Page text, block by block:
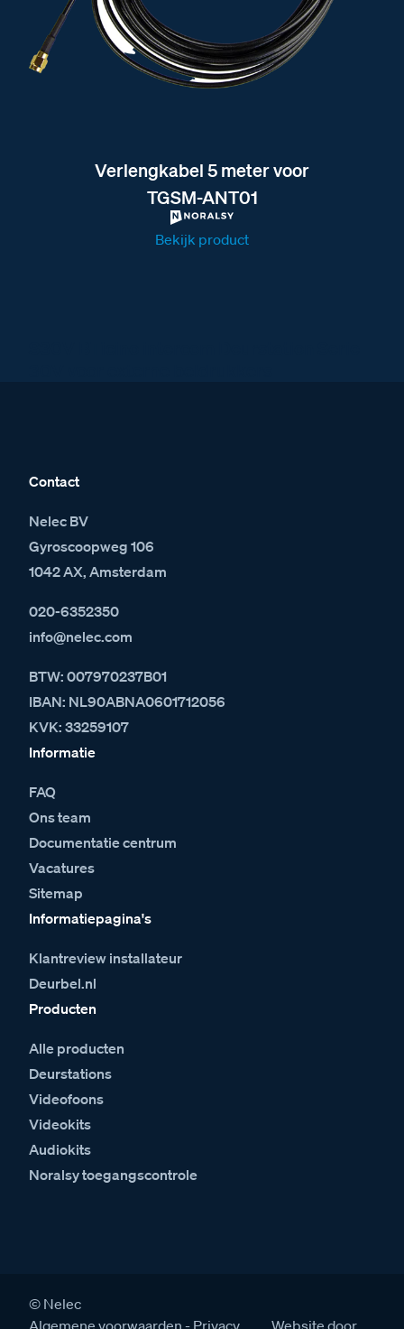
Verlengkabel 5 meter voor
TGSM-ANT01
Bekijk product
Contact
Nelec BV
Gyroscoopweg 106
1042 AX, Amsterdam
020-6352350
info@nelec.com
BTW: 007970237B01
IBAN: NL90ABNA0601712056
KVK: 33259107
Informatie
FAQ
Ons team
Documentatie centrum
Vacatures
Sitemap
Informatiepagina's
Klantreview installateur
Deurbel.nl
Producten
Alle producten
Deurstations
Videofoons
Videokits
Audiokits
Noralsy toegangscontrole
© Nelec